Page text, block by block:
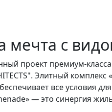
мечта с
проект премиум-
Элитный
все условия
— это синергия